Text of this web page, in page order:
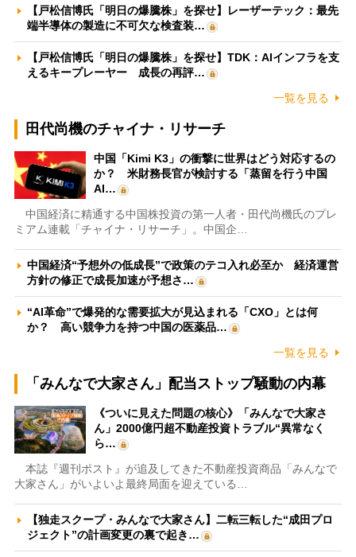
【戸松信博氏「明日の爆騰株」を探せ】レーザーテック：最先
端半導体の製造に不可欠な検査装…
【戸松信博氏「明日の爆騰株」を探せ】TDK：AIインフラを支
えるキープレーヤー 成長の再評…
一覧を見る
田代尚機のチャイナ・リサーチ
中国「Kimi K3」の衝撃に世界はどう対応するの
か？ 米財務長官が検討する「蒸留を行う中国
AI…
中国経済に精通する中国株投資の第一人者・田代尚機氏のプレ
ミアム連載「チャイナ・リサーチ」。中国企…
中国経済“予想外の低成長”で政策のテコ入れ必至か 経済運営
方針の修正で成長加速が予想さ…
“AI革命”で爆発的な需要拡大が見込まれる「CXO」とは何
か？ 高い競争力を持つ中国の医薬品…
一覧を見る
「みんなで大家さん」配当ストップ騒動の内幕
《ついに見えた問題の核心》「みんなで大家さ
ん」2000億円超不動産投資トラブル“異常なく
ら…
本誌『週刊ポスト』が追及してきた不動産投資商品「みんなで
大家さん」がいよいよ最終局面を迎えている…
【独走スクープ・みんなで大家さん】二転三転した“成田プロ
ジェクト”の計画変更の裏で起き…